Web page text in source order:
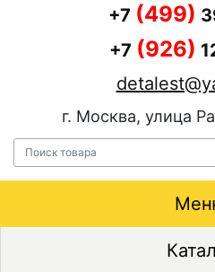
+7 (499)
+7 (926)
г. Москва, улица